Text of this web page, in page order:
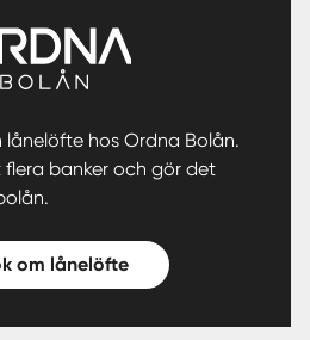
hos Ordna Bolån.
banker och gör det
om lånelöfte